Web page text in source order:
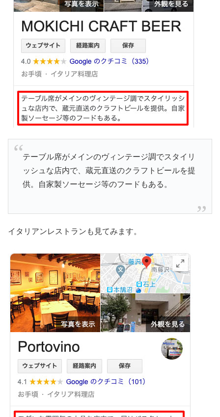
テーブル席がメインのヴィンテージ調でスタイリ
ッシュな店内で、蔵元直送のクラフトビールを提
供。自家製ソーセージ等のフードもある。
イタリアンレストランも見てみます。